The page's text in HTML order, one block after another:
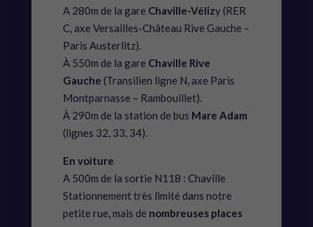
A 280m de la gare Chaville-Vélizy (RER
C, axe Versailles-Château Rive Gauche –
Paris Austerlitz).
À 550m de la gare Chaville Rive
Gauche (Transilien ligne N, axe Paris
Montparnasse – Rambouillet).
À 290m de la station de bus Mare Adam
(lignes 32, 33, 34).
En voiture
A 500m de la sortie N118 : Chaville
Stationnement très limité dans notre
petite rue, mais de nombreuses places